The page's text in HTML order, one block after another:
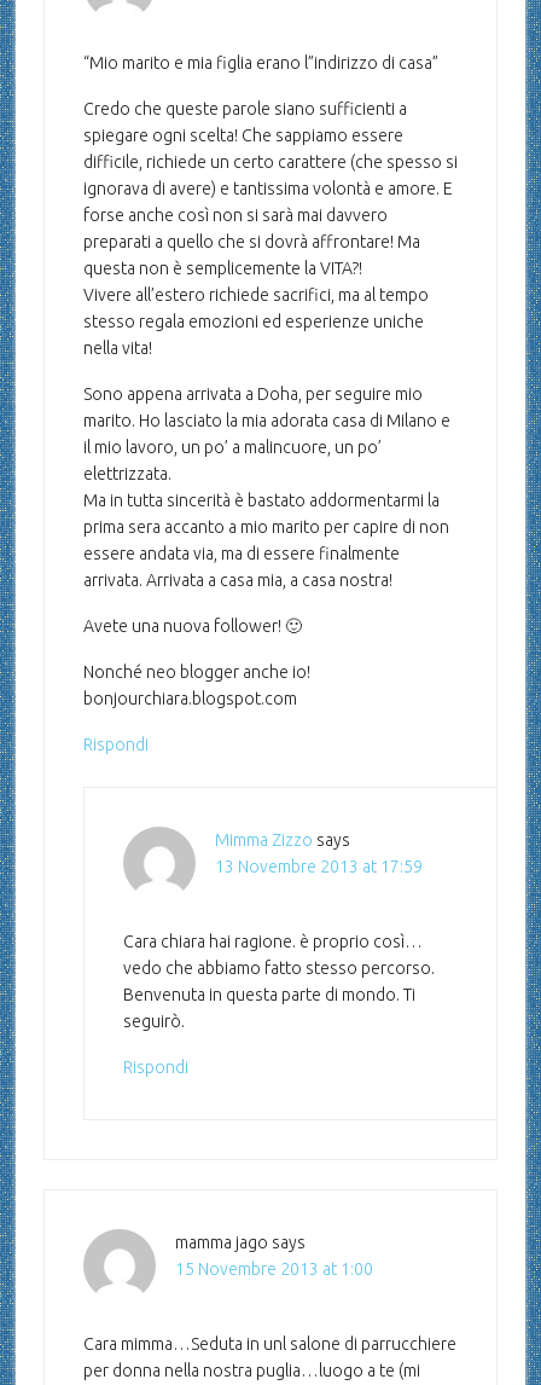
“Mio marito e mia figlia erano l”indirizzo di casa”
Credo che queste parole siano sufficienti a
spiegare ogni scelta! Che sappiamo essere
difficile, richiede un certo carattere (che spesso si
ignorava di avere) e tantissima volontà e amore. E
forse anche così non si sarà mai davvero
preparati a quello che si dovrà affrontare! Ma
questa non è semplicemente la VITA?!
Vivere all’estero richiede sacrifici, ma al tempo
stesso regala emozioni ed esperienze uniche
nella vita!
Sono appena arrivata a Doha, per seguire mio
marito. Ho lasciato la mia adorata casa di Milano e
il mio lavoro, un po’ a malincuore, un po’
elettrizzata.
Ma in tutta sincerità è bastato addormentarmi la
prima sera accanto a mio marito per capire di non
essere andata via, ma di essere finalmente
arrivata. Arrivata a casa mia, a casa nostra!
Avete una nuova follower! 🙂
Nonché neo blogger anche io!
bonjourchiara.blogspot.com
Rispondi
Mimma Zizzo says
13 Novembre 2013 at 17:59
Cara chiara hai ragione. è proprio così…
vedo che abbiamo fatto stesso percorso.
Benvenuta in questa parte di mondo. Ti
seguirò.
Rispondi
mamma jago says
15 Novembre 2013 at 1:00
Cara mimma…Seduta in unl salone di parrucchiere
per donna nella nostra puglia…luogo a te (mi